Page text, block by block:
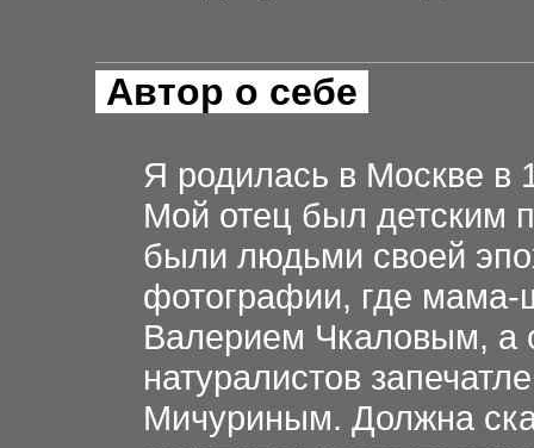
Автор о себе
Я родилась в Москве в
Мой отец был детским
были людьми своей
фотографии, где мама-
Валерием Чкаловым, а
натуралистов
Мичуриным. Должна